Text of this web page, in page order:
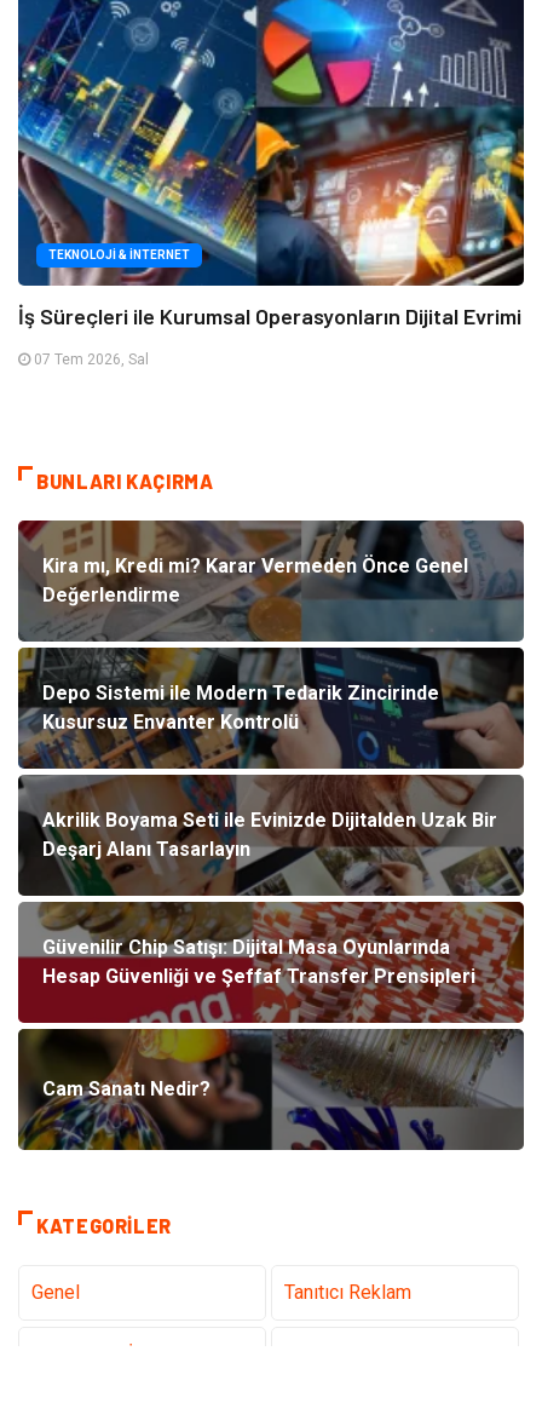
TEKNOLOJI & İNTERNET
İş Süreçleri ile Kurumsal Operasyonların Dijital Evrimi
07 Tem 2026, Sal
BUNLARI KAÇIRMA
Kira mı, Kredi mi? Karar Vermeden Önce Genel
Değerlendirme
Depo Sistemi ile Modern Tedarik Zincirinde
Kusursuz Envanter Kontrolü
Akrilik Boyama Seti ile Evinizde Dijitalden Uzak Bir
Deşarj Alanı Tasarlayın
Güvenilir Chip Satışı: Dijital Masa Oyunlarında
Hesap Güvenliği ve Şeffaf Transfer Prensipleri
Cam Sanatı Nedir?
KATEGORILER
Genel Tanıtıcı Reklam